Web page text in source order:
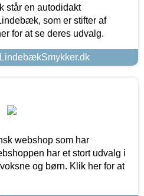
står en autodidakt
som er stifter af
for at se deres udvalg.
webshop som har
har et stort udvalg i
og børn. Klik her for at